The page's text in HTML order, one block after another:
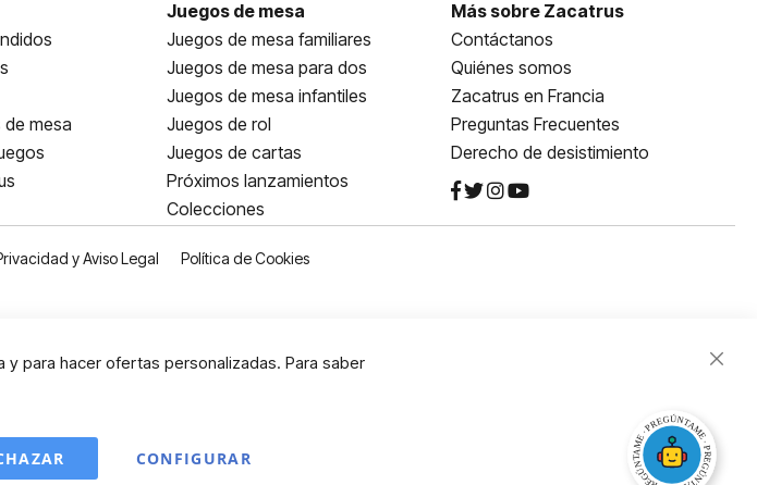
mesa
Juegos de mesa
Juegos de mesa familiares
Juegos de mesa para dos
Juegos de mesa infantiles
Juegos de rol
Juegos de cartas
Próximos lanzamientos
Colecciones
Más sobre Zacatrus
Contáctanos
Quiénes somos
Zacatrus en Francia
Preguntas Frecuentes
Derecho de desistimiento
y Aviso Legal Política de Cookies
para hacer ofertas personalizadas. Para saber
CONFIGURAR